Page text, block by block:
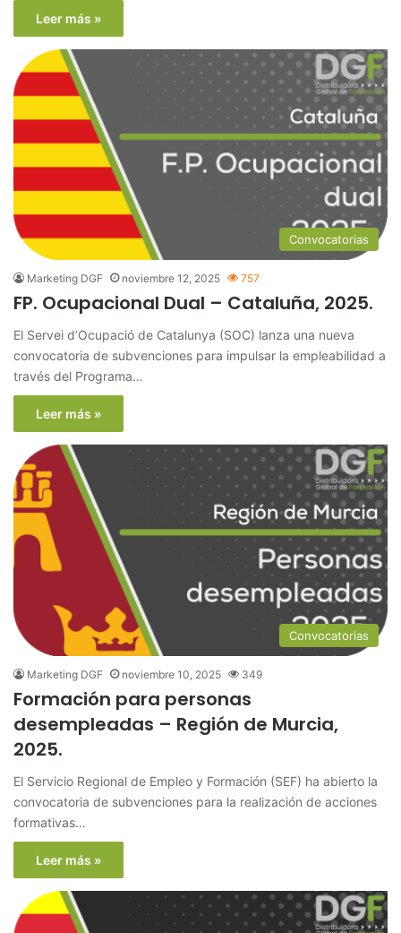
Leer más »
Convocatorias
Marketing DGF noviembre 12, 2025 757
FP. Ocupacional Dual – Cataluña, 2025.
El Servei d’Ocupació de Catalunya (SOC) lanza una nueva
convocatoria de subvenciones para impulsar la empleabilidad a
través del Programa…
Leer más »
Convocatorias
Marketing DGF noviembre 10, 2025 349
Formación para personas
desempleadas – Región de Murcia,
2025.
El Servicio Regional de Empleo y Formación (SEF) ha abierto la
convocatoria de subvenciones para la realización de acciones
formativas…
Leer más »